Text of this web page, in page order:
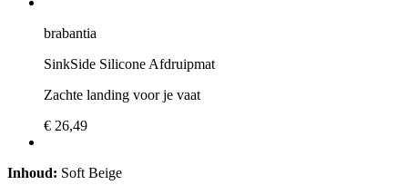
brabantia
SinkSide Silicone Afdruipmat
Zachte landing voor je vaat
€ 26,49
Inhoud: Soft Beige